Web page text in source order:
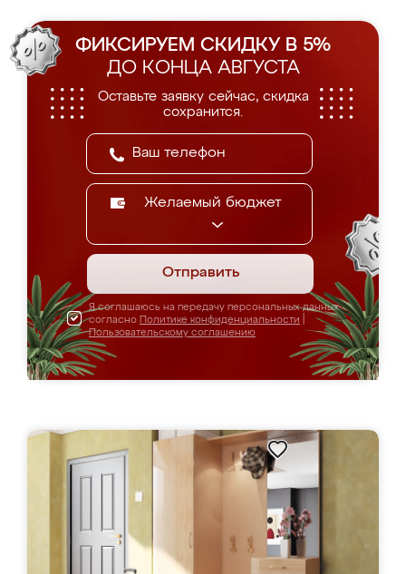
ФИКСИРУЕМ СКИДКУ В 5%
ДО КОНЦА АВГУСТА
Оставьте заявку сейчас, скидка
сохранится.
Желаемый бюджет
Отправить
Я соглашаюсь на передачу персональных данных
согласно Политике конфиденциальности
Пользовательскому соглашению